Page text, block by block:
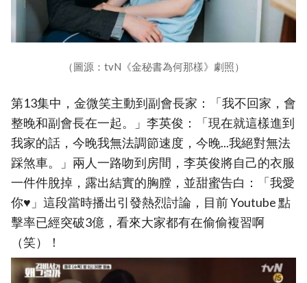
（圖源：tvN《金秘書為何那樣》劇照）
第13集中，金微笑主動到副會長家：「我不回家，會
整晚和副會長在一起。」李英俊：「現在就這樣進到
我家的話，今晚我無法調節速度，今晚...我絕對無法
踩煞車。」兩人一路吻到房間，李英俊將自己的衣服
一件件脫掉，露出結實的胸膛，並甜蜜告白：「我愛
你♥」這段當時播出引發熱烈討論，目前 Youtube 點
擊率已經突破3億，看來大家都有在偷偷複習啊
（笑）！